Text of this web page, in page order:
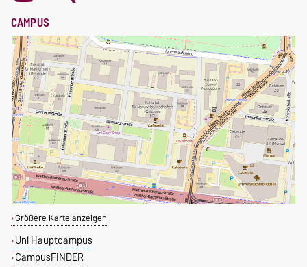
CAMPUS
Größere Karte anzeigen
Uni Hauptcampus
CampusFINDER